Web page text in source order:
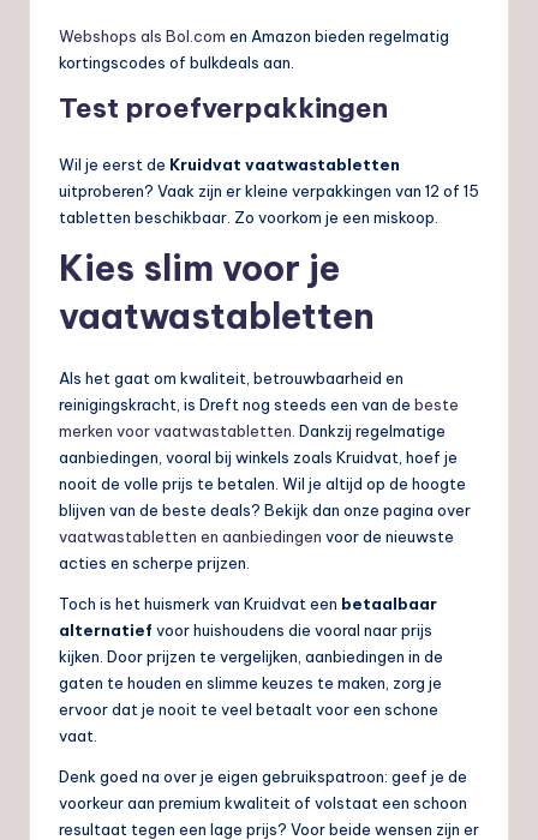
Webshops als Bol.com en Amazon bieden regelmatig
kortingscodes of bulkdeals aan.
Test proefverpakkingen
Wil je eerst de Kruidvat vaatwastabletten
uitproberen? Vaak zijn er kleine verpakkingen van 12 of 15
tabletten beschikbaar. Zo voorkom je een miskoop.
Kies slim voor je
vaatwastabletten
Als het gaat om kwaliteit, betrouwbaarheid en
reinigingskracht, is Dreft nog steeds een van de beste
merken voor vaatwastabletten . Dankzij regelmatige
aanbiedingen, vooral bij winkels zoals Kruidvat, hoef je
nooit de volle prijs te betalen. Wil je altijd op de hoogte
blijven van de beste deals? Bekijk dan onze pagina over
vaatwastabletten en aanbiedingen voor de nieuwste
acties en scherpe prijzen.
Toch is het huismerk van Kruidvat een betaalbaar
alternatief voor huishoudens die vooral naar prijs
kijken. Door prijzen te vergelijken, aanbiedingen in de
gaten te houden en slimme keuzes te maken, zorg je
ervoor dat je nooit te veel betaalt voor een schone
vaat.
Denk goed na over je eigen gebruikspatroon: geef je de
voorkeur aan premium kwaliteit of volstaat een schoon
resultaat tegen een lage prijs? Voor beide wensen zijn er